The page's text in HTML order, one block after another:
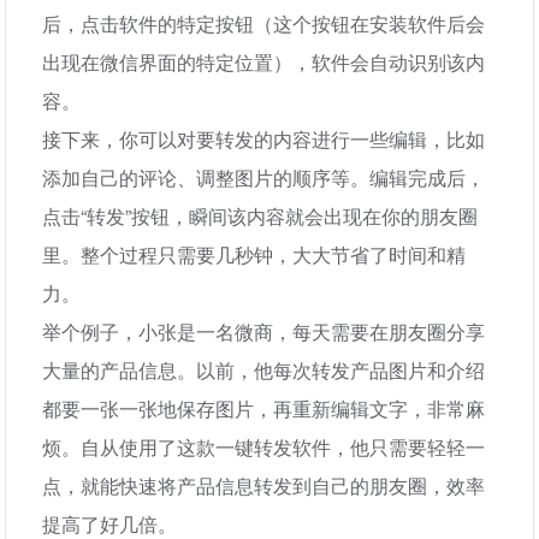
后，点击软件的特定按钮（这个按钮在安装软件后会
出现在微信界面的特定位置），软件会自动识别该内
容。
接下来，你可以对要转发的内容进行一些编辑，比如
添加自己的评论、调整图片的顺序等。编辑完成后，
点击“转发”按钮，瞬间该内容就会出现在你的朋友圈
里。整个过程只需要几秒钟，大大节省了时间和精
力。
举个例子，小张是一名微商，每天需要在朋友圈分享
大量的产品信息。以前，他每次转发产品图片和介绍
都要一张一张地保存图片，再重新编辑文字，非常麻
烦。自从使用了这款一键转发软件，他只需要轻轻一
点，就能快速将产品信息转发到自己的朋友圈，效率
提高了好几倍。